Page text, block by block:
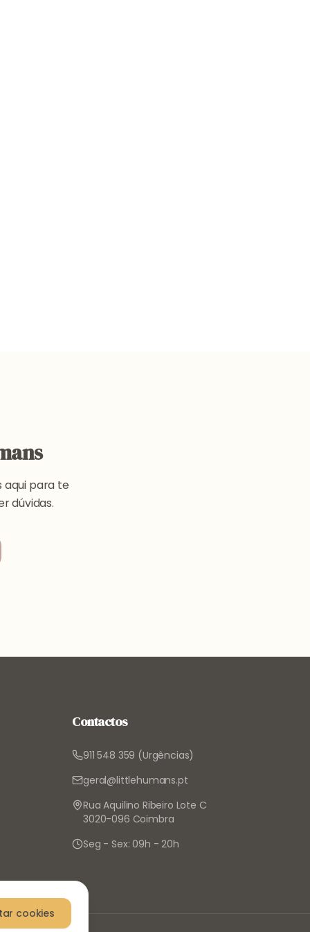
aqui para te
dúvidas.
Contactos
911 548 359 (Urgências)
geral@littlehumans.pt
Rua Aquilino Ribeiro Lote C
3020-096 Coimbra
Seg - Sex: 09h - 20h
cookies